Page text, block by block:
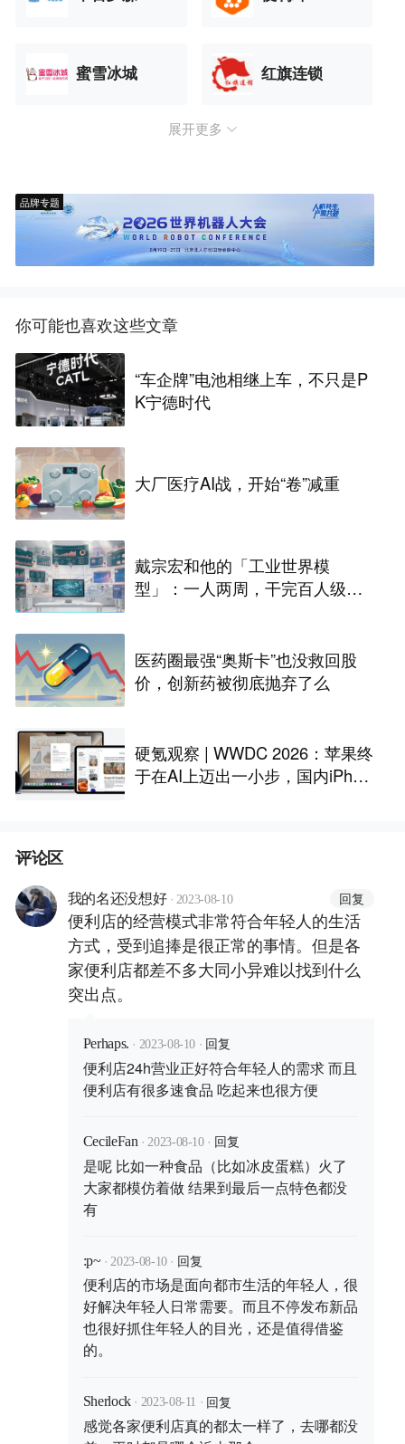
蜜雪冰城 红旗连锁
展开更多
品牌专题
你可能也喜欢这些文章
“车企牌”电池相继上车，不只是P
K宁德时代
大厂医疗AI战，开始“卷”减重
戴宗宏和他的「工业世界模
型」：一人两周，干完百人级定
医药圈最强“奥斯卡”也没救回股
价，创新药被彻底抛弃了么
硬氪观察 | WWDC 2026：苹果终
于在AI上迈出一小步，国内iPhon
评论区
我的名还没想好 · 2023-08-10 回复
便利店的经营模式非常符合年轻人的生活
方式，受到追捧是很正常的事情。但是各
家便利店都差不多大同小异难以找到什么
突出点。
Perhaps. · 2023-08-10 · 回复
便利店24h营业正好符合年轻人的需求 而且
便利店有很多速食品 吃起来也很方便
CecileFan · 2023-08-10 · 回复
是呢 比如一种食品（比如冰皮蛋糕）火了
大家都模仿着做 结果到最后一点特色都没
有
:p~ · 2023-08-10 · 回复
便利店的市场是面向都市生活的年轻人，很
好解决年轻人日常需要。而且不停发布新品
也很好抓住年轻人的目光，还是值得借鉴
的。
Sherlock · 2023-08-11 · 回复
感觉各家便利店真的都太一样了，去哪都没